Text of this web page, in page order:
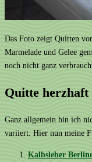
Das Foto zeigt Quitten
Marmelade und Gelee
noch nicht ganz
Quitte herzhaft
Ganz allgemein bin ich
variiert. Hier nun meine
Kalbsleber